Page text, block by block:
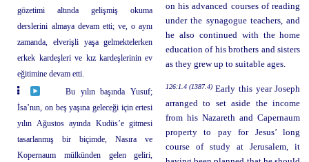
gözetimi altında gelişmiş okuma
derslerini almaya devam etti; ve, o aynı
zamanda, elverişli yaşa gelmektelerken
erkek kardeşleri ve kız kardeşlerinin ev
eğitimine devam etti.
on his advanced courses of reading
under the synagogue teachers, and
he also continued with the home
education of his brothers and sisters
as they grew up to suitable ages.
Bu yılın başında Yusuf;
İsa’nın, on beş yaşına geleceği için ertesi
yılın Ağustos ayında Kudüs’e gitmesi
tasarlanmış bir biçimde, Nasıra ve
Kopernaum mülkünden gelen geliri,
126:1.4 (1387.4) Early this year Joseph
arranged to set aside the income
from his Nazareth and Capernaum
property to pay for Jesus’ long
course of study at Jerusalem, it